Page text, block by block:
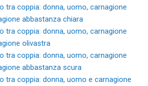
tra coppia: donna, uomo, carnagione
abbastanza chiara
tra coppia: donna, uomo, carnagione
olivastra
tra coppia: donna, uomo, carnagione
abbastanza scura
tra coppia: donna, uomo e carnagione